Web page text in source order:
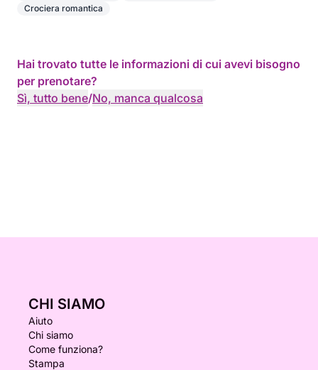
Crociera romantica
Hai trovato tutte le informazioni di cui avevi bisogno
per prenotare?
Sì, tutto bene/No, manca qualcosa
CHI SIAMO
Aiuto
Chi siamo
Come funziona?
Stampa